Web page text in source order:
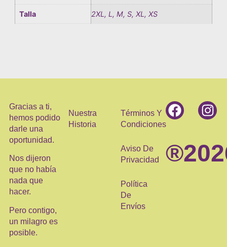
Talla 2XL, L, M, S, XL, XS
Gracias a ti,
hemos podido
darle una
oportunidad.
Nos dijeron
que no había
nada que
hacer.
Pero contigo,
un milagro es
posible.
Nuestra
Historia
Términos Y
Condiciones
Aviso De
Privacidad
Política
De
Envíos